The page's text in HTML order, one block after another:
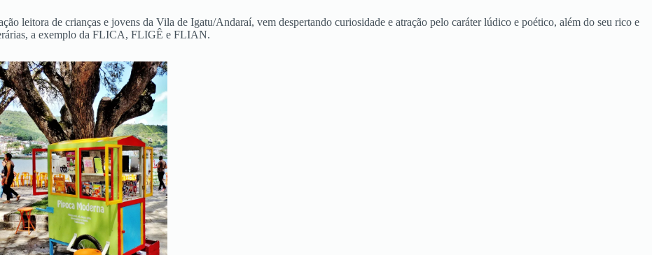
leitora de crianças e jovens da Vila de Igatu/Andaraí, vem despertando curiosidade e atração pelo caráter lúdico e poético, além do seu rico e
a exemplo da FLICA, FLIGÊ e FLIAN.